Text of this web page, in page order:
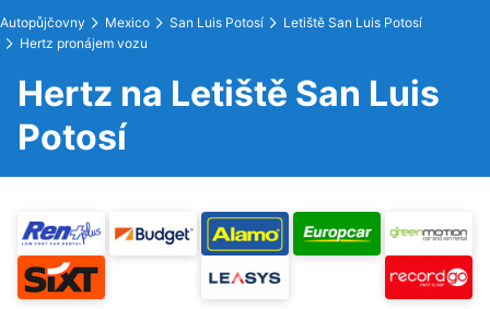
Autopůjčovny Mexico San Luis Potosí
Letiště San Luis Potosí
Hertz pronájem vozu
Hertz na Letiště San Luis
Potosí